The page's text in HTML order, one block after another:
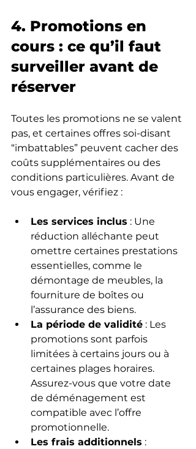
4. Promotions en
cours : ce qu’il faut
surveiller avant de
réserver
Toutes les promotions ne se valent
pas, et certaines offres soi-disant
“imbattables” peuvent cacher des
coûts supplémentaires ou des
conditions particulières. Avant de
vous engager, vérifiez :
Les services inclus : Une
réduction alléchante peut
omettre certaines prestations
essentielles, comme le
démontage de meubles, la
fourniture de boîtes ou
l’assurance des biens.
La période de validité : Les
promotions sont parfois
limitées à certains jours ou à
certaines plages horaires.
Assurez-vous que votre date
de déménagement est
compatible avec l’offre
promotionnelle.
Les frais additionnels :